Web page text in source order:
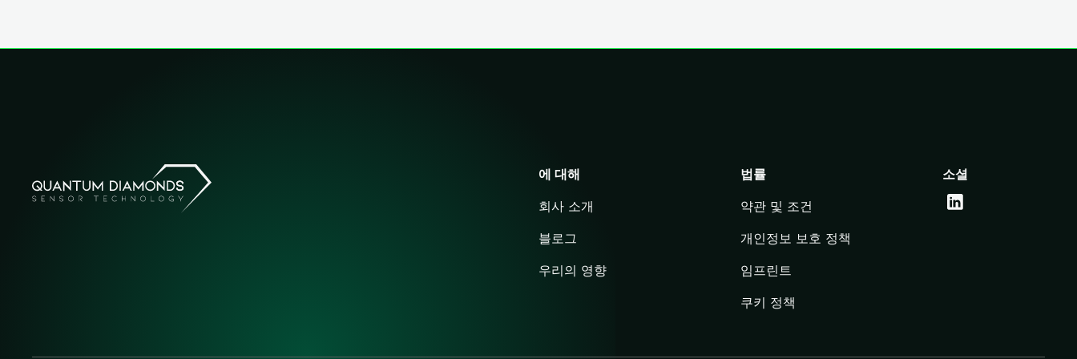
에 대해
회사 소개
블로그
우리의 영향
법률
약관 및 조건
개인정보 보호 정책
임프린트
쿠키 정책
소셜